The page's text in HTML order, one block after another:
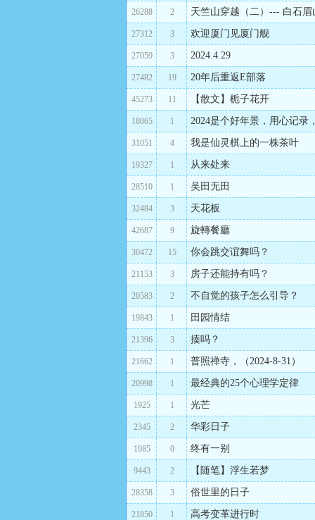
26288 2 天竺山穿越（二）--- 白石眉
27312 3 欢迎厦门见厦门舰
27059 3 2024.4.29
27482 19 20年后重返E部落
45273 11 【散文】栀子花开
18065 1 2024是个好年景，用心记录
31051 4 我是仙灵棋上的一株茶叶
19327 1 从来处来
28510 1 吴田无田
32484 3 天花板
42687 9 旋轉餐廳
30472 15 你会跳交谊舞吗？
21153 3 房子还能持有吗？
20583 2 不自觉的孩子怎么引导？
19843 1 田园情结
21396 3 揍吗？
21662 1 普照禅寺，（2024-8-31）
20998 1 最经典的25个心理学定律
1925 1 光芒
2345 2 华彩日子
1985 0 终有一别
9443 2 【随笔】浮生若梦
28358 3 俗世里的日子
21850 1 高考变革进行时